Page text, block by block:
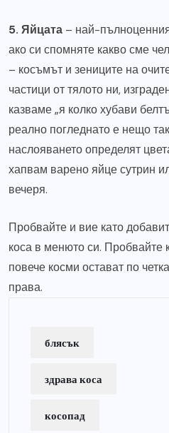
5. Яйцата – най-
ако си спомняте какво сме
– косъмът и зениците на
частици от тялото ни,
казваме „я колко хубави
реално погледнато е нещо
наслояването определят
хапвам варено яйце сутрин
вечеря.
Пробвайте и вие като
коса в менюто си. Пробвайте
повече косми остават по
права.
блясък
здрава коса
косопад